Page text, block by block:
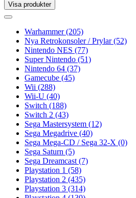
Visa produkter
Toggle
Toggle
navigationWarhammer(205)
Nya Retrokonsoler / Prylar(52)
Nintendo NES (77)
Super Nintendo (51)
Nintendo 64 (37)
Gamecube (45)
Wii (288)
Wii-U (40)
Switch (188)
Switch 2 (43)
Sega Mastersystem (12)
Sega Megadrive (40)
Sega Mega-CD / Sega 32-X (0)
Sega Saturn (5)
Sega Dreamcast (7)
Playstation 1 (58)
Playstation 2 (435)
Playstation 3 (314)